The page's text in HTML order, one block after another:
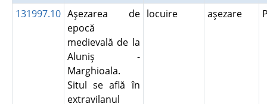
131997.10 Aşezarea de
epocă
medievală de la
Aluniş -
Marghioala.
Situl se află în
extravilanul
locuire aşezare